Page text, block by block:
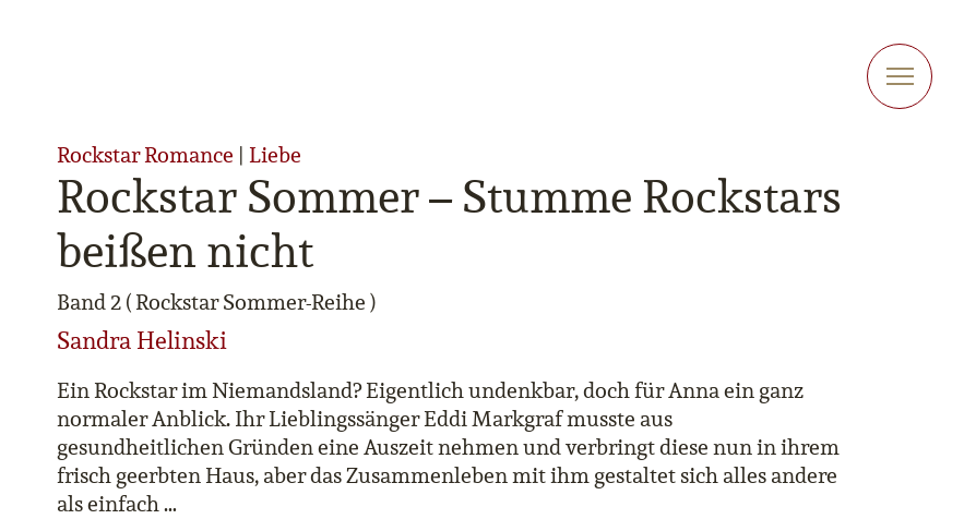
Rockstar Sommer – Stumme Rockstars
beißen nicht
Band 2 ( Rockstar Sommer-Reihe )
Sandra Helinski
Rockstar Romance | Liebe
Ein Rockstar im Niemandsland? Eigentlich undenkbar, doch für Anna ein ganz
normaler Anblick. Ihr Lieblingssänger Eddi Markgraf musste aus
gesundheitlichen Gründen eine Auszeit nehmen und verbringt diese nun in ihrem
frisch geerbten Haus, aber das Zusammenleben mit ihm gestaltet sich alles andere
als einfach …